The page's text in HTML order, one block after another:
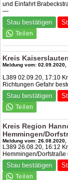
und Einfahrt
—
Stau bestätigen
Kreis
Meldung vom: 02.09.2020,
L389 02.09.20, 17:10
Richtungen Gefahr
Stau bestätigen
Kreis Region
Hemmingen/
Meldung vom: 26.08.2020,
L389 26.08.20, 16:12
Hemmingen/
Stau bestätigen